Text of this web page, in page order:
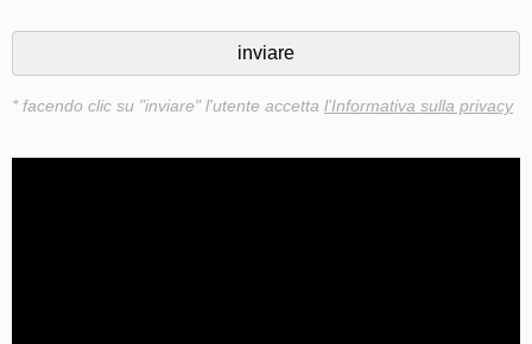
* facendo clic su "inviare" l'utente accetta l'Informativa sulla privacy